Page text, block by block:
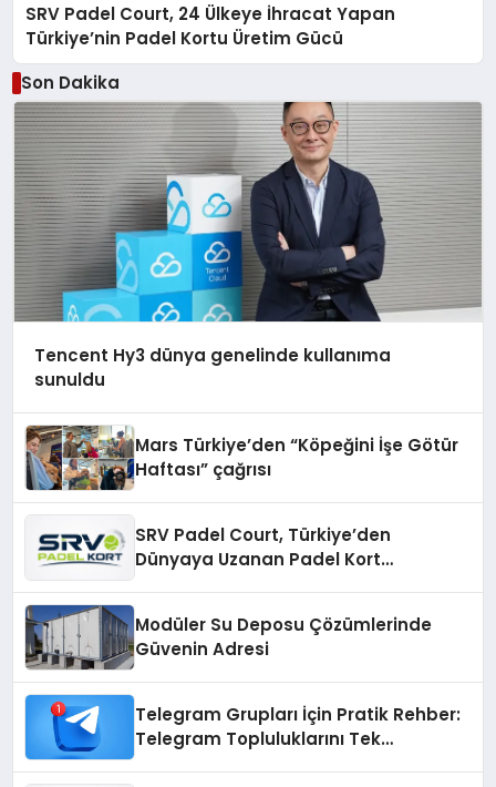
SRV Padel Court, 24 Ülkeye İhracat Yapan
Türkiye’nin Padel Kortu Üretim Gücü
Son Dakika
Tencent Hy3 dünya genelinde kullanıma
sunuldu
Mars Türkiye’den “Köpeğini İşe Götür
Haftası” çağrısı
SRV Padel Court, Türkiye’den
Dünyaya Uzanan Padel Kort
Modüler Su Deposu Çözümlerinde
Güvenin Adresi
Telegram Grupları İçin Pratik Rehber:
Telegram Topluluklarını Tek